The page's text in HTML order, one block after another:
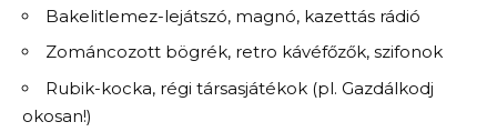
Bakelitlemez-lejátszó, magnó, kazettás rádió
Zománcozott bögrék, retro kávéfőzők, szifonok
Rubik-kocka, régi társasjátékok (pl. Gazdálkodj
okosan!)